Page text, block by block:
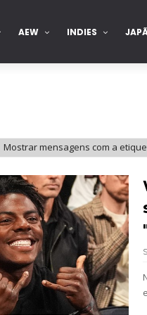
AEW INDIES
2026 - Sunday
July 30, 2026
Verano De Escándalo
No.52
Mostrar mensagens com a